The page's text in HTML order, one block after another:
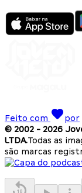
Feito com
por
© 2002 - 2026
LTDA.Todas as
são marcas